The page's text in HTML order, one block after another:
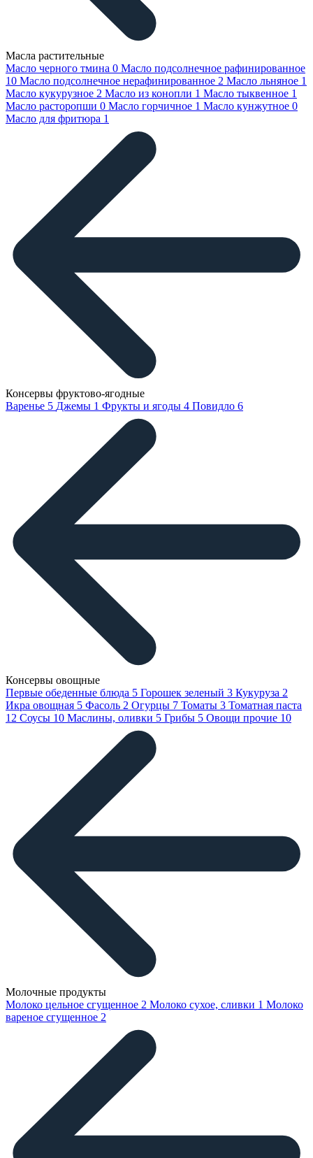
Масла растительные
Масло черного тмина 0 Масло подсолнечное рафинированное
10 Масло подсолнечное нерафинированное 2 Масло льняное 1
Масло кукурузное 2 Масло из конопли 1 Масло тыквенное 1
Масло расторопши 0 Масло горчичное 1 Масло кунжутное 0
Масло для фритюра 1
Консервы фруктово-ягодные
Варенье 5 Джемы 1 Фрукты и ягоды 4 Повидло 6
Консервы овощные
Первые обеденные блюда 5 Горошек зеленый 3 Кукуруза 2
Икра овощная 5 Фасоль 2 Огурцы 7 Томаты 3 Томатная паста
12 Соусы 10 Маслины, оливки 5 Грибы 5 Овощи прочие 10
Молочные продукты
Молоко цельное сгущенное 2 Молоко сухое, сливки 1 Молоко
вареное сгущенное 2